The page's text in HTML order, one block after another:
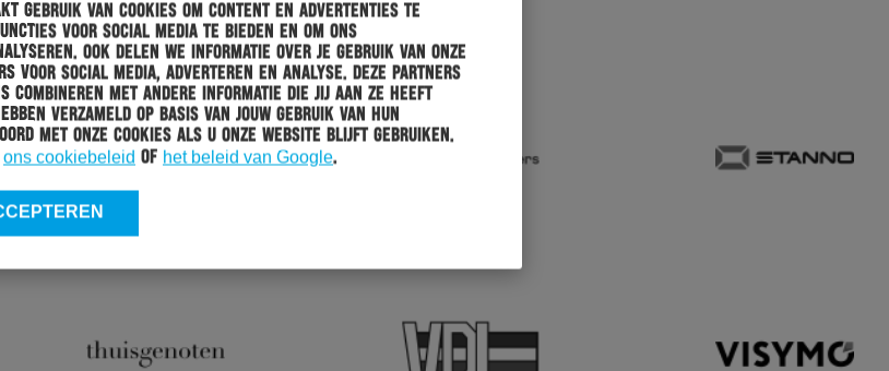
gebruik van cookies om content en advertenties te
voor social media te bieden en om ons
Ook delen we informatie over je gebruik van onze
voor social media, adverteren en analyse. Deze partners
combineren met andere informatie die jij aan ze heeft
verzameld op basis van jouw gebruik van hun
met onze cookies als u onze website blijft gebruiken.
ons cookiebeleid of het beleid van Google.